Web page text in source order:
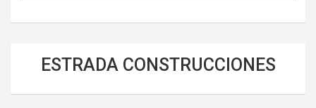
ESTRADA CONSTRUCCIONES